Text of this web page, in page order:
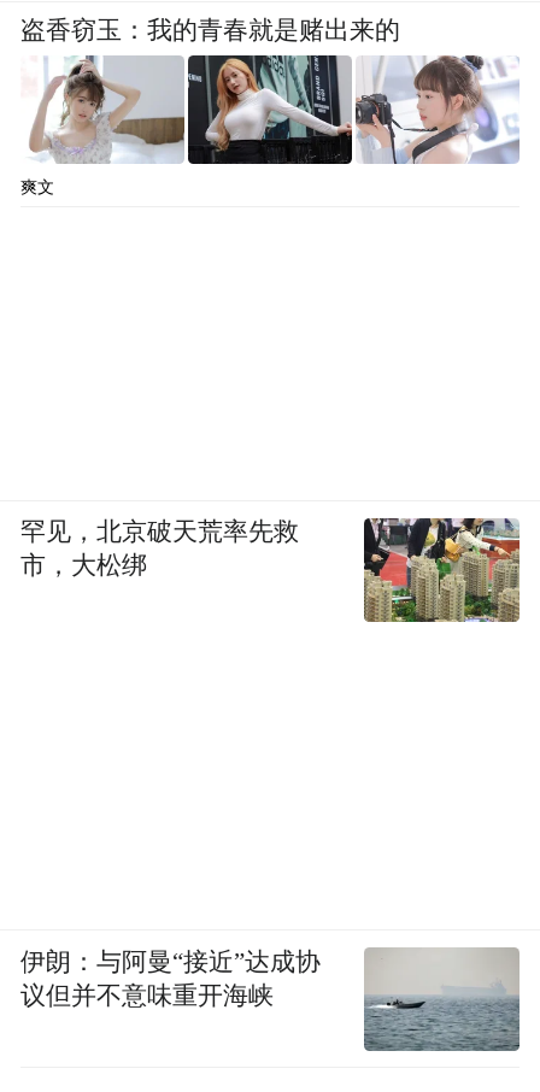
盗香窃玉：我的青春就是赌出来的
爽文
罕见，北京破天荒率先救
市，大松绑
伊朗：与阿曼“接近”达成协
议但并不意味重开海峡